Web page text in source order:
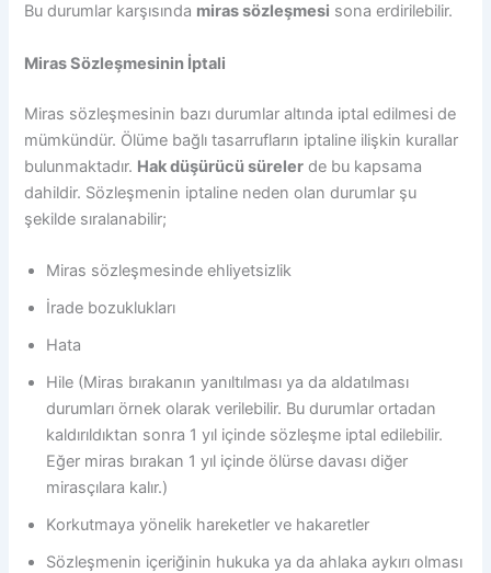
Bu durumlar karşısında miras sözleşmesi sona erdirilebilir.
Miras Sözleşmesinin İptali
Miras sözleşmesinin bazı durumlar altında iptal edilmesi de
mümkündür. Ölüme bağlı tasarrufların iptaline ilişkin kurallar
bulunmaktadır. Hak düşürücü süreler de bu kapsama
dahildir. Sözleşmenin iptaline neden olan durumlar şu
şekilde sıralanabilir;
Miras sözleşmesinde ehliyetsizlik
İrade bozuklukları
Hata
Hile (Miras bırakanın yanıltılması ya da aldatılması
durumları örnek olarak verilebilir. Bu durumlar ortadan
kaldırıldıktan sonra 1 yıl içinde sözleşme iptal edilebilir.
Eğer miras bırakan 1 yıl içinde ölürse davası diğer
mirasçılara kalır.)
Korkutmaya yönelik hareketler ve hakaretler
Sözleşmenin içeriğinin hukuka ya da ahlaka aykırı olması